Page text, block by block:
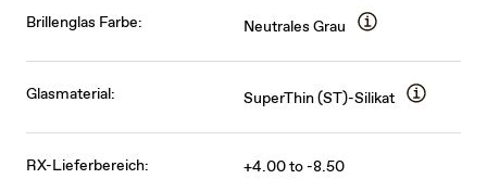
Brillenglas Farbe: Neutrales Grau
Glasmaterial: SuperThin (ST)-Silikat
RX-Lieferbereich: +4.00 to -8.50